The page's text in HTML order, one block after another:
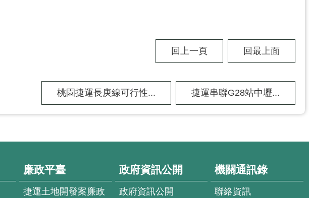
回上一頁 回最上面
桃園捷運長庚線可行性... 捷運串聯G28站中壢...
廉政平臺
捷運土地開發案廉政
政府資訊公開
政府資訊公開
機關通訊錄
聯絡資訊